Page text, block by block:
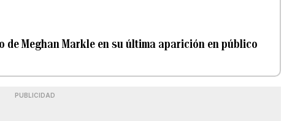
de Meghan Markle en su última aparición en público
PUBLICIDAD